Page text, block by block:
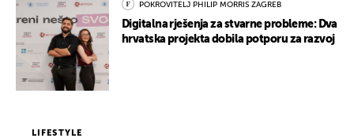
POKROVITELJ PHILIP MORRIS ZAGREB
Digitalna rješenja za stvarne probleme: Dva
hrvatska projekta dobila potporu za razvoj
LIFESTYLE